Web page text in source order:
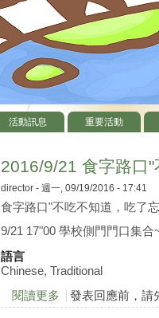
活動訊息 重要活動
2016/9/21 食字路口
director - 週一, 09/19/2016 - 17:41
食字路口"不吃不知道，吃了
9/21 17"00 學校側門門口集
語言
Chinese, Traditional
閱讀更多 關於2016/9/21 食字
發表回應前，請